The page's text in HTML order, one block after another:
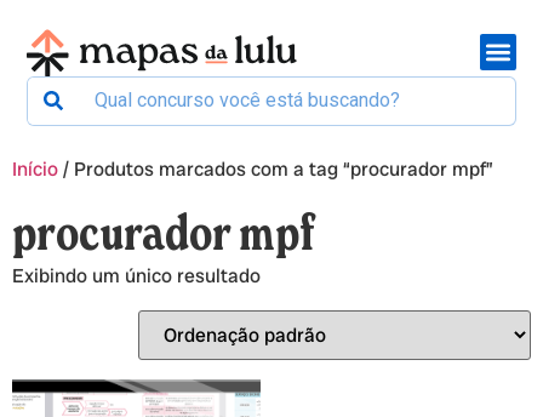
Início/ Produtos marcados com a tag “procurador mpf”
procurador mpf
Exibindo um único resultado